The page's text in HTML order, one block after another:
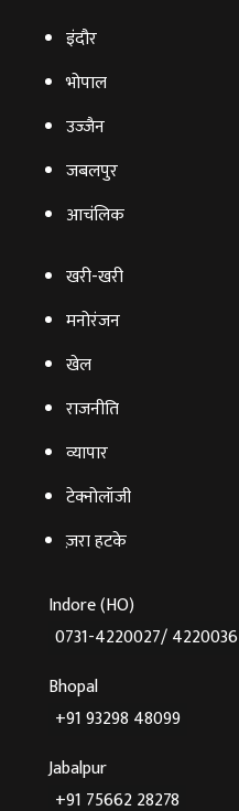
इंदौर
भोपाल
उज्‍जैन
जबलपुर
आचंलिक
खरी-खरी
मनोरंजन
खेल
राजनीति
व्‍यापार
टेक्‍नोलॉजी
ज़रा हटके
Indore (HO)
0731-4220027/ 4220036
Bhopal
+91 93298 48099
Jabalpur
+91 75662 28278